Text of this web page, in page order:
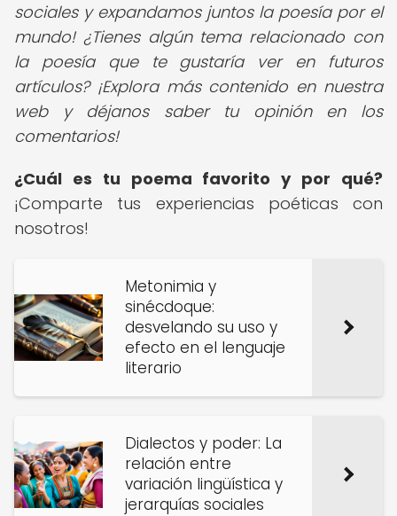
sociales y expandamos juntos la poesía por el
mundo! ¿Tienes algún tema relacionado con
la poesía que te gustaría ver en futuros
artículos? ¡Explora más contenido en nuestra
web y déjanos saber tu opinión en los
comentarios!
¿Cuál es tu poema favorito y por qué?
¡Comparte tus experiencias poéticas con
nosotros!
Metonimia y
sinécdoque:
desvelando su uso y
efecto en el lenguaje
literario
Dialectos y poder: La
relación entre
variación lingüística y
jerarquías sociales